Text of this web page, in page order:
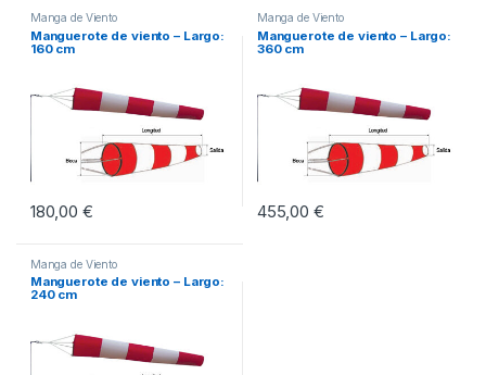
Manga de Viento
Manguerote de viento – Largo:
160 cm
180,00 €
Manga de Viento
Manguerote de viento – Largo:
360 cm
455,00 €
Manga de Viento
Manguerote de viento – Largo:
240 cm